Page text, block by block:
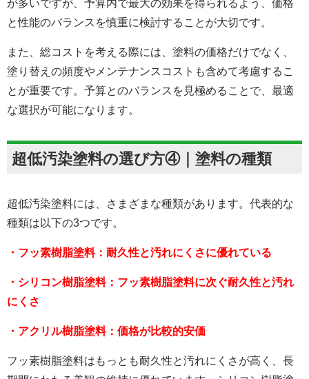
が多いですが、予算内で最大の効果を得られるよう、価格
と性能のバランスを慎重に検討することが大切です。
また、総コストを考える際には、塗料の価格だけでなく、
塗り替えの頻度やメンテナンスコストも含めて考慮するこ
とが重要です。予算とのバランスを見極めることで、最適
な選択が可能になります。
超低汚染塗料の選び方④｜塗料の種類
超低汚染塗料には、さまざまな種類があります。代表的な
種類は以下の3つです。
・フッ素樹脂塗料：耐久性と汚れにくさに優れている
・シリコン樹脂塗料：フッ素樹脂塗料に次ぐ耐久性と汚れ
にくさ
・アクリル樹脂塗料：価格が比較的安価
フッ素樹脂塗料はもっとも耐久性と汚れにくさが高く、長